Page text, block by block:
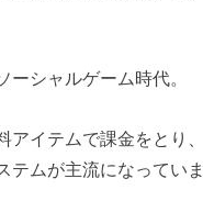
ーシャルゲーム時代。
アイテムで課金をとり
テムが主流になっていま